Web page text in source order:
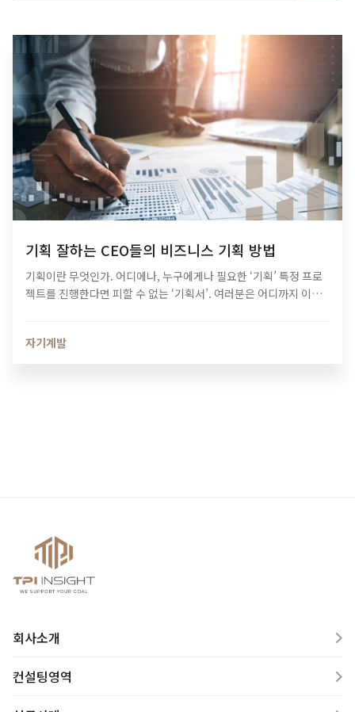
기획 잘하는 CEO들의 비즈니스 기획 방법
기획이란 무엇인가. 어디에나, 누구에게나 필요한 ‘기획’ 특정 프로
젝트를 진행한다면 피할 수 없는 ‘기획서’. 여러분은 어디까지 이해
자기계발
회사소개
컨설팅영역